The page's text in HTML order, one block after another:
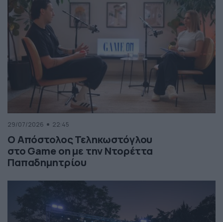
29/07/2026 22:45
Ο Απόστολος Τεληκωστόγλου
στο Game on με την Ντορέττα
Παπαδημητρίου